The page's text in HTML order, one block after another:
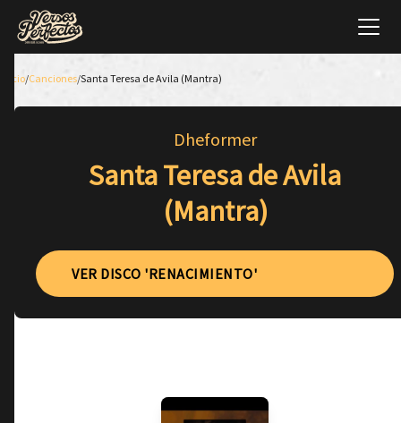
Inicio/Canciones/Santa Teresa de Avila (Mantra)
Dheformer
Santa Teresa de Avila
(Mantra)
VER DISCO 'RENACIMIENTO'